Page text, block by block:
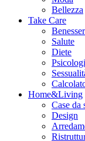
Bellezza
Take Care
Salute
Diete
Home&Living
Case da
Design